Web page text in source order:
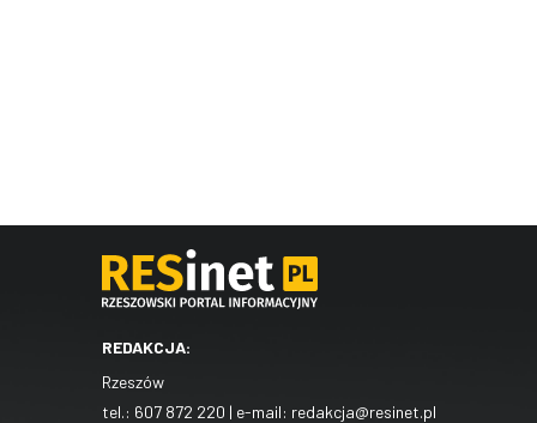
REDAKCJA:
Rzeszów
tel.: 607 872 220 | e-mail: redakcja@resinet.pl